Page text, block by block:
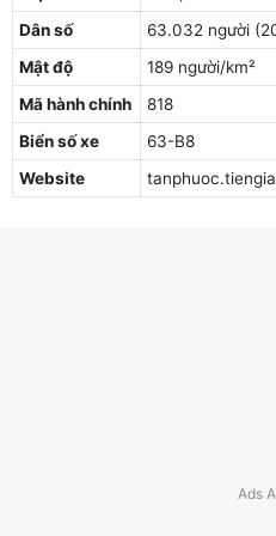
Dân số
63.032 người
Mật độ
189 người/km²
Mã hành chính
818
Biển số xe
63-B8
Website